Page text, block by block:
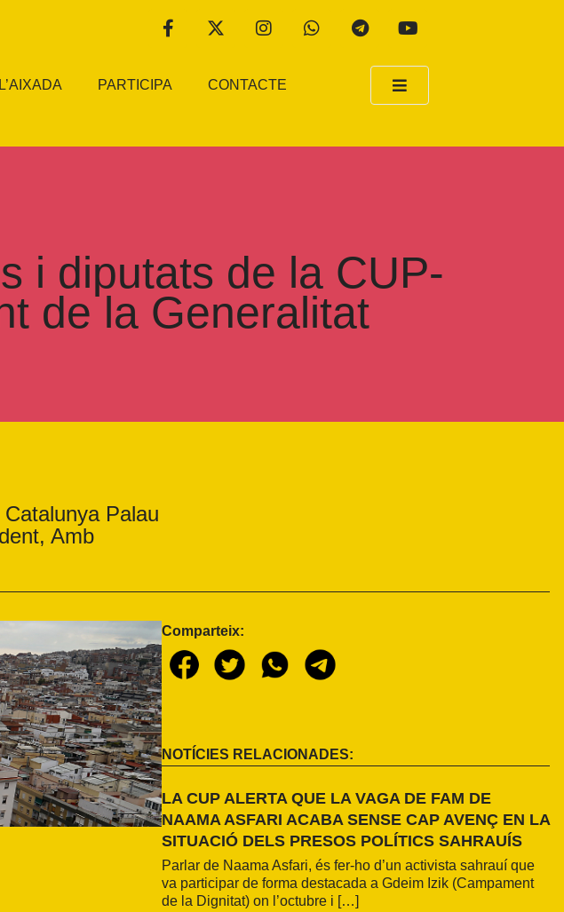
L’AIXADA PARTICIPA CONTACTE
i diputats de la CUP-
de la Generalitat
Palau
Amb
Comparteix:
NOTÍCIES RELACIONADES:
LA CUP ALERTA QUE LA VAGA DE FAM DE
NAAMA ASFARI ACABA SENSE CAP AVENÇ EN LA
SITUACIÓ DELS PRESOS POLÍTICS SAHRAUÍS
Parlar de Naama Asfari, és fer-ho d’un activista sahrauí que
va participar de forma destacada a Gdeim Izik (Campament
de la Dignitat) on l’octubre i […]